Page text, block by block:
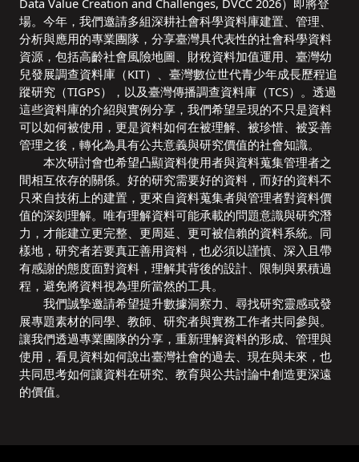
Data Value Creation and Challenges, DVCC 2026）即將登
場。今年，我們邀請多組深耕社會科學資料庫建置、管理、
分析與應用的專業團隊，分享臺灣具代表性的社會科學資料
資源，包括高齡社會風險地圖、財稅資料加值運用、臺灣幼
兒發展調查資料庫（KIT）、臺灣數位世代青少年成長歷程追
蹤研究（TIGPS），以及臺灣傳播調查資料庫（TCS）。透過
這些資料庫的介紹與實例分享，我們希望呈現的不只是資料
可以如何被使用，更是資料如何在被理解、被珍惜、被妥善
管理之後，轉化為具有公共意義與研究價值的社會知識。
本次研討會也希望凸顯資料使用者與資料蒐集管理者之
間相互依存的關係。好的研究需要好的資料，而好的資料不
只來自技術上的建置，更來自資料蒐集者與管理者對資料價
值的深刻理解。唯有理解資料可能承載的問題意識與研究潛
力，才能建立更完整、更周延、更可被信賴的資料系統。同
樣地，研究者若要真正善用資料，也必須以謹慎、深入且帶
有感謝的態度面對資料，理解其背後的設計、限制與累積過
程，避免將資料視為理所當然的工具。
我們誠摯邀請希望提升數據洞察力、尋找研究靈感或發
展專題素材的同學、教師、研究者與實務工作者共同參與。
讓我們透過專業團隊的分享，重新理解資料的形成、管理與
使用，看見資料如何說出臺灣社會的過去、現在與未來，也
共同思考如何讓資料在研究、教育與公共討論中創造更深遠
的價值。